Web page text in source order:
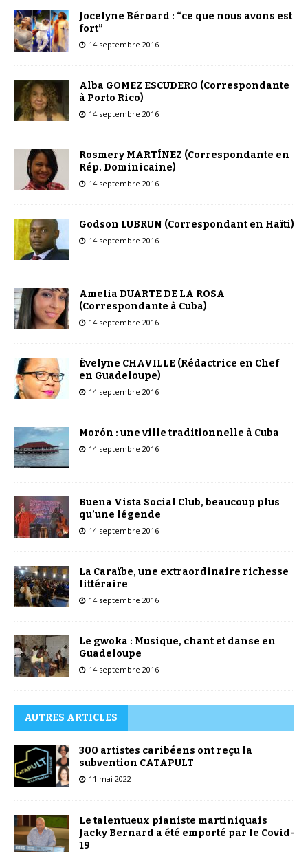
Jocelyne Béroard : “ce que nous avons est
fort”
14 septembre 2016
Alba GOMEZ ESCUDERO (Correspondante
à Porto Rico)
14 septembre 2016
Rosmery MARTÍNEZ (Correspondante en
Rép. Dominicaine)
14 septembre 2016
Godson LUBRUN (Correspondant en Haïti)
14 septembre 2016
Amelia DUARTE DE LA ROSA
(Correspondante à Cuba)
14 septembre 2016
Évelyne CHAVILLE (Rédactrice en Chef
en Guadeloupe)
14 septembre 2016
Morón : une ville traditionnelle à Cuba
14 septembre 2016
Buena Vista Social Club, beaucoup plus
qu’une légende
14 septembre 2016
La Caraïbe, une extraordinaire richesse
littéraire
14 septembre 2016
Le gwoka : Musique, chant et danse en
Guadeloupe
14 septembre 2016
AUTRES ARTICLES
300 artistes caribéens ont reçu la
subvention CATAPULT
11 mai 2022
Le talentueux pianiste martiniquais
Jacky Bernard a été emporté par le Covid-
19